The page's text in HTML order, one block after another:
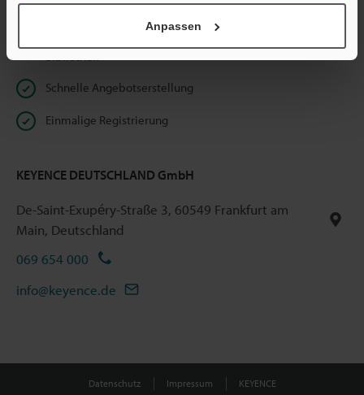
Anpassen
Vorteile für registrierte Mitglieder
Bibliothek
Schnelle Angebotserstellung
Einmalige Registrierung
KEYENCE DEUTSCHLAND GmbH
De-Saint-Exupéry-Straße 3, 60549 Frankfurt am
Main, Deutschland
069 654 000
info@keyence.de
Datenschutz Impressum KEYENCE